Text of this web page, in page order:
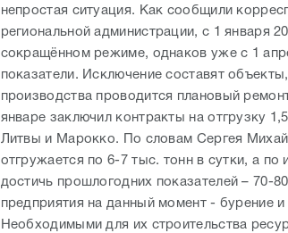
непростая ситуация. Как сообщили
региональной администрации, с 1 января
сокращённом режиме, однаков уже с 1
показатели. Исключение составят
производства проводится плановый
январе заключил контракты на отгрузку
Литвы и Марокко. По словам Сергея
отгружается по 6-7 тыс. тонн в сутки, а
достичь прошлогодних показателей – 70-
предприятия на данный момент - бурение
Необходимыми для их строительства